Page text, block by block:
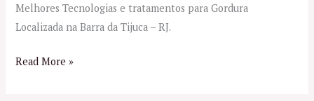
Melhores Tecnologias e tratamentos para Gordura
Localizada na Barra da Tijuca – RJ.
Read More »